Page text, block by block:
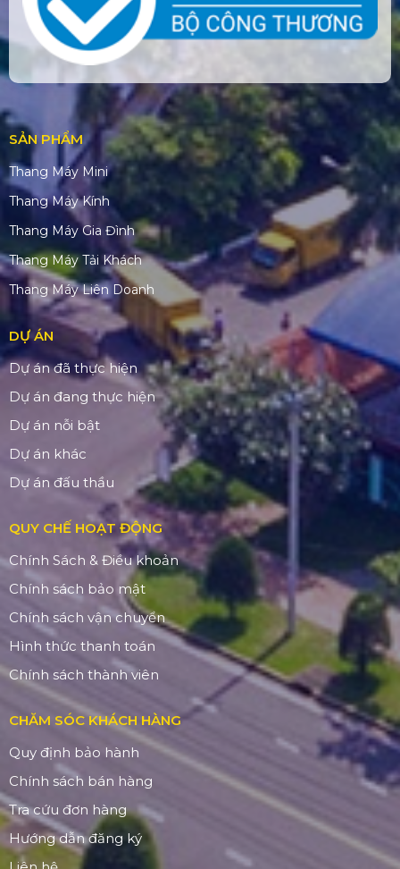
SẢN PHẨM
Thang Máy Mini
Thang Máy Kính
Thang Máy Gia Đình
Thang Máy Tải Khách
Thang Máy Liên Doanh
DỰ ÁN
Dự án đã thực hiện
Dự án đang thực hiện
Dự án nỗi bật
Dự án khác
Dự án đấu thầu
QUY CHẾ HOẠT ĐỘNG
Chính Sách & Điều khoản
Chính sách bảo mật
Chính sách vận chuyển
Hình thức thanh toán
Chính sách thành viên
CHĂM SÓC KHÁCH HÀNG
Quy định bảo hành
Chính sách bán hàng
Tra cứu đơn hàng
Hướng dẫn đăng ký